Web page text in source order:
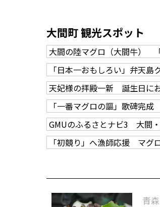
大間町 観光スポット
大間の陸マグロ（大間牛）
「日本一おもしろい」弁天島
天妃様の拝殿一新 誕生日に
「一番マグロの謳」歌碑完
GMUのふるさとナビ3 大間
「初競り」へ漁師応援 マグ
青森